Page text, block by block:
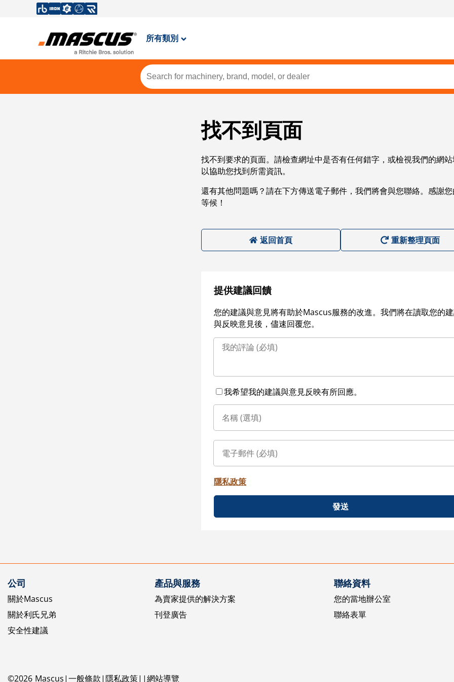
所有類別
找不到頁面
找不到要求的頁面。請檢查網址中是否有任何錯字，或檢視我們的網
以協助您找到所需資訊。
還有其他問題嗎？請在下方傳送電子郵件，我們將會與您聯絡。感謝
等候！
返回首頁 重新整理頁面
提供建議回饋
您的建議與意見將有助於Mascus服務的改進。我們將在讀取您的
與反映意見後，儘速回覆您。
我希望我的建議與意見反映有所回應。
隱私政策
發送
公司
關於Mascus
關於利氏兄弟
安全性建議
產品與服務
為賣家提供的解決方案
刊登廣告
聯絡資料
您的當地辦公室
聯絡表單
©2026 Mascus 一般條款 隱私政策 網站導覽